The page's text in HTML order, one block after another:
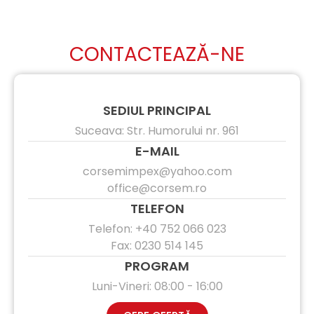
CONTACTEAZĂ-NE
SEDIUL PRINCIPAL
Suceava: Str. Humorului nr. 961
E-MAIL
corsemimpex@yahoo.com
office@corsem.ro
TELEFON
Telefon: +40 752 066 023
Fax: 0230 514 145
PROGRAM
Luni-Vineri: 08:00 - 16:00